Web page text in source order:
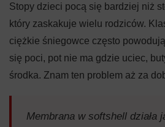
Stopy dzieci pocą się bardziej niż
który zaskakuje wielu rodziców.
ciężkie śniegowce często
się poci, pot nie ma gdzie uciec,
środka. Znam ten problem aż za
Membrana w softshell działa